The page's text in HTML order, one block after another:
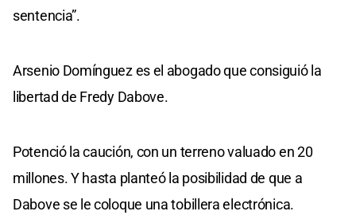
sentencia”.
Arsenio Domínguez es el abogado que consiguió la
libertad de Fredy Dabove.
Potenció la caución, con un terreno valuado en 20
millones. Y hasta planteó la posibilidad de que a
Dabove se le coloque una tobillera electrónica.